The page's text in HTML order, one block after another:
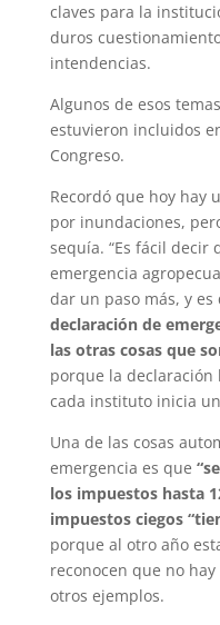
claves para la
duros
intendencias.
Algunos de esos
estuvieron incluidos
Congreso.
Recordó que hoy hay
por inundaciones,
sequía. “Es fácil decir
emergencia
dar un paso más, y es
declaración de
las otras cosas que
porque la
cada instituto inicia
Una de las cosas
emergencia es que
los impuestos hasta
impuestos ciegos
porque al otro año
reconocen que no
otros ejemplos.